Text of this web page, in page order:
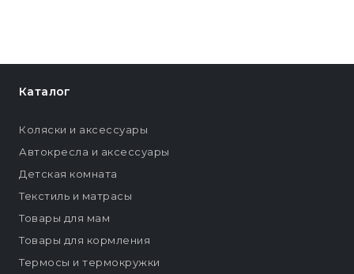
Каталог
Коляски и аксессуары
Автокресла и аксессуары
Детская комната
Текстиль и матрасы
Товары для мам
Товары для кормления
Термосы и термокружки